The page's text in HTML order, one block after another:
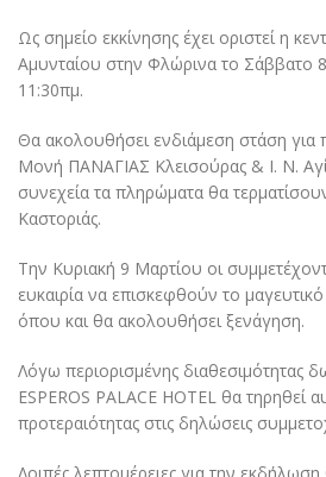
Ως σημείο εκκίνησης έχει οριστεί η
Αμυνταίου στην Φλώρινα το Σάββατο
11:30πμ.
Θα ακολουθήσει ενδιάμεση στάση για
Μονή ΠΑΝΑΓΙΑΣ Κλεισούρας & Ι. Ν.
συνεχεία τα πληρώματα θα
Καστοριάς.
Την Κυριακή 9 Μαρτίου οι
ευκαιρία να επισκεφθούν το
όπου και θα ακολουθήσει ξενάγηση.
Λόγω περιορισμένης διαθεσιμότητας
ESPEROS PALACE HOTEL θα τηρηθεί
προτεραιότητας στις δηλώσεις